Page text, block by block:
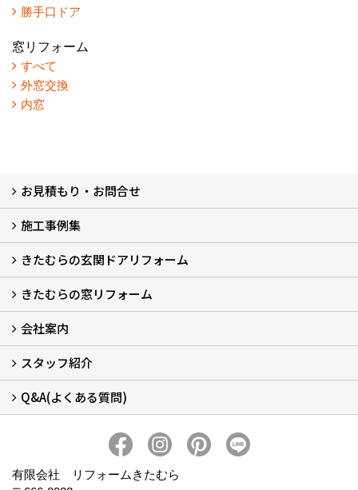
勝手口ドア
窓リフォーム
すべて
外窓交換
内窓
お見積もり・お問合せ
LINEで概算見積もり
チャットで質問
問い合わせフォームから
オンライン相談
電話で相談
無料現地調査をご希望の方
施工事例集
玄関ドアリフォーム
玄関引戸リフォーム
勝手口ドアリフォーム
窓リフォーム
きたむらの玄関ドアリフォーム
玄関ドアリフォームについて
リシェントについて (23)
・玄関ドアバリエーション (52)
・玄関引戸バリエーション (44)
・勝手口ドアバリエーション (11)
安心の自社施工
無料点検
保証について
価格について
概算見積について (2)
きたむらの窓リフォーム
窓リフォームについて (5)
・内窓設置-LIXILインプラス
・内窓設置-AGCまどまど
・窓交換
・エコガラス交換
・防犯・防災ガラス交換
会社案内
会社概要 (2)
ブログ
アクセス
施工エリア
施工までの流れ
SNSインフォメーション
チャット機能
オンライン打合わせ
補助金について (2)
スタッフ紹介
スタッフ紹介
Q&A(よくある質問)
有限会社 リフォームきたむら